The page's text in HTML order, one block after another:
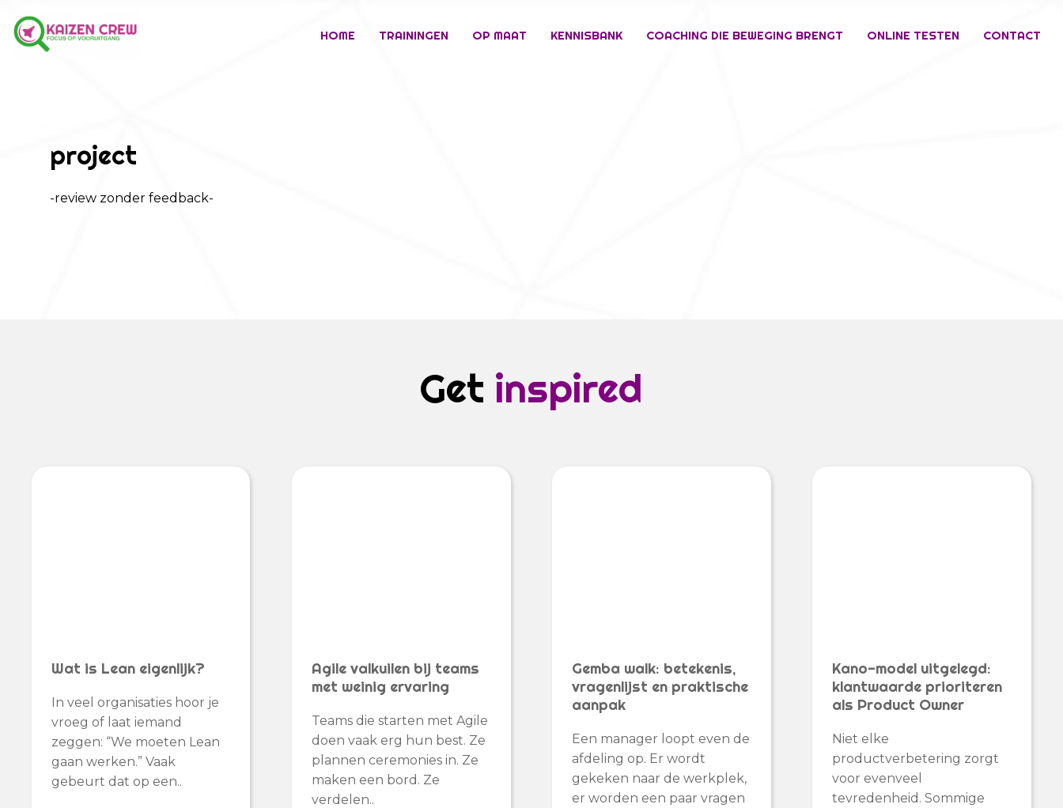
HOME TRAININGEN OP MAAT KENNISBANK COACHING DIE BEWEGING BRENGT ONLINE TESTEN CONTACT
project
-review zonder feedback-
Get inspired
Wat is Lean eigenlijk?
In veel organisaties hoor je
vroeg of laat iemand
zeggen: “We moeten Lean
gaan werken.” Vaak
gebeurt dat op een..
Agile valkuilen bij teams
met weinig ervaring
Teams die starten met Agile
doen vaak erg hun best. Ze
plannen ceremonies in. Ze
maken een bord. Ze
verdelen..
Gemba walk: betekenis,
vragenlijst en praktische
aanpak
Een manager loopt even de
afdeling op. Er wordt
gekeken naar de werkplek,
er worden een paar vragen
Kano-model uitgelegd:
klantwaarde prioriteren
als Product Owner
Niet elke
productverbetering zorgt
voor evenveel
tevredenheid. Sommige